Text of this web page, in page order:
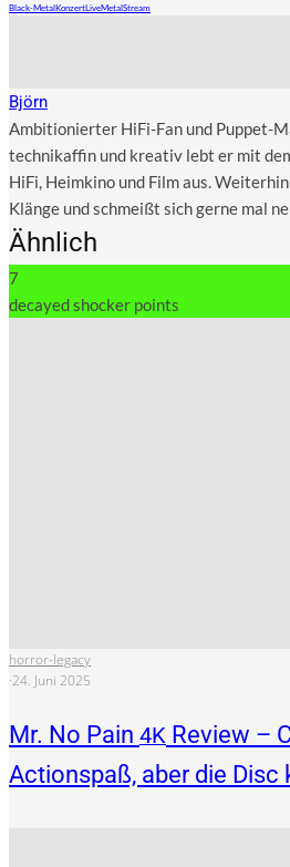
Black-MetalKonzertLiveMetalStream
Björn
Ambitionierter HiFi-Fan und Puppet-
technikaffin und kreativ lebt er mit
HiFi, Heimkino und Film aus.
Klänge und schmeißt sich gerne mal
Ähnlich
7
decayed shocker points
horror-legacy
·24. Juni 2025
Mr. No Pain 4K Review –
Actionspaß, aber die Disc